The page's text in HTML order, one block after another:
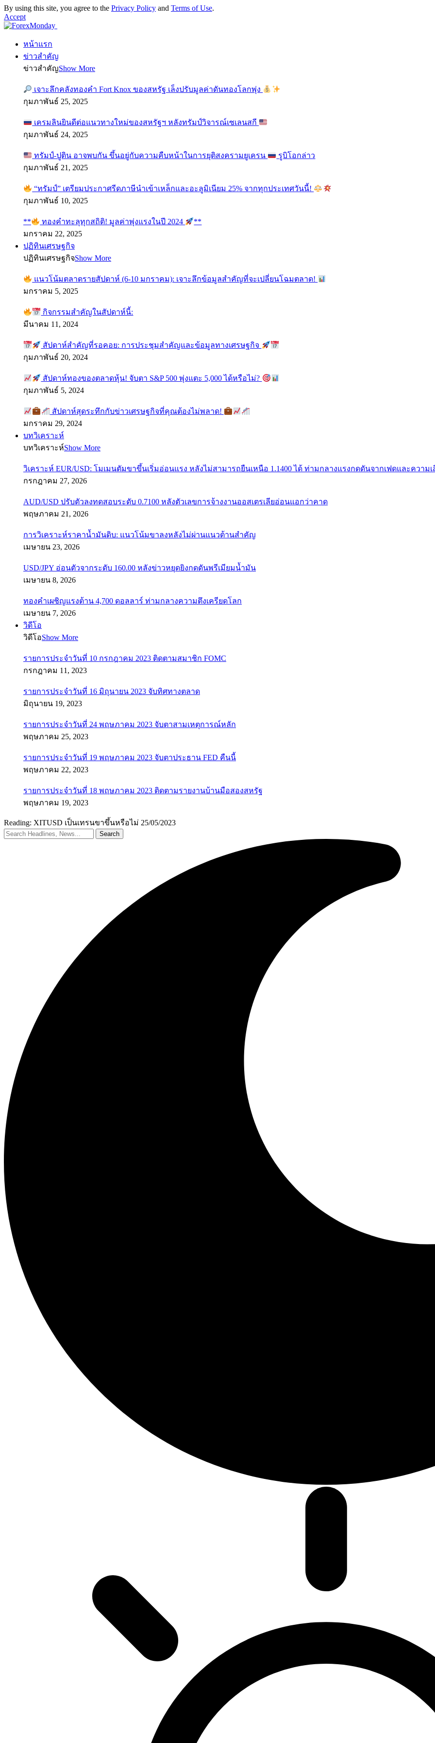
By using this site, you agree to the Privacy Policy and Terms of Use.
Accept
หน้าแรก
ข่าวสำคัญ
ข่าวสำคัญShow More
เจาะลึกคลังทองคำ Fort Knox ของสหรัฐ เล็งปรับมูลค่าดันทองโลกพุ่ง
กุมภาพันธ์ 25, 2025
เครมลินยินดีต่อแนวทางใหม่ของสหรัฐฯ หลังทรัมป์วิจารณ์เซเลนสกี
กุมภาพันธ์ 24, 2025
ทรัมป์-ปูติน อาจพบกัน ขึ้นอยู่กับความคืบหน้าในการยุติสงครามยูเครน
รูบิโอกล่าว
กุมภาพันธ์ 21, 2025
“ทรัมป์” เตรียมประกาศรีดภาษีนำเข้าเหล็กและอะลูมิเนียม 25% จากทุกประเทศวันนี้!
กุมภาพันธ์ 10, 2025
** ทองคำทะลุทุกสถิติ! มูลค่าพุ่งแรงในปี 2024
**
มกราคม 22, 2025
ปฏิทินเศรษฐกิจ
ปฏิทินเศรษฐกิจShow More
แนวโน้มตลาดรายสัปดาห์ (6-10 มกราคม): เจาะลึกข้อมูลสำคัญที่จะเปลี่ยนโฉมตลาด!
มกราคม 5, 2025
กิจกรรมสำคัญในสัปดาห์นี้:
มีนาคม 11, 2024
สัปดาห์สำคัญที่รอคอย: การประชุมสำคัญและข้อมูลทางเศรษฐกิจ
กุมภาพันธ์ 20, 2024
สัปดาห์ทองของตลาดหุ้น! จับตา S&P 500 พุ่งแตะ 5,000 ได้หรือไม่?
กุมภาพันธ์ 5, 2024
สัปดาห์สุดระทึกกับข่าวเศรษฐกิจที่คุณต้องไม่พลาด!
มกราคม 29, 2024
บทวิเคราะห์
บทวิเคราะห์Show More
วิเคราะห์ EUR/USD: โมเมนตัมขาขึ้นเริ่มอ่อนแรง หลังไม่สามารถยืนเหนือ 1.1400 ได้ ท่ามกลางแรงกดดันจากเฟดและความ
กรกฎาคม 27, 2026
AUD/USD ปรับตัวลงทดสอบระดับ 0.7100 หลังตัวเลขการจ้างงานออสเตรเลียอ่อนแอกว่าคาด
พฤษภาคม 21, 2026
การวิเคราะห์ราคาน้ำมันดิบ: แนวโน้มขาลงหลังไม่ผ่านแนวต้านสำคัญ
เมษายน 23, 2026
USD/JPY อ่อนตัวจากระดับ 160.00 หลังข่าวหยุดยิงกดดันพรีเมียมน้ำมัน
เมษายน 8, 2026
ทองคำเผชิญแรงต้าน 4,700 ดอลลาร์ ท่ามกลางความตึงเครียดโลก
เมษายน 7, 2026
วิดีโอ
วิดีโอShow More
รายการประจำวันที่ 10 กรกฎาคม 2023 ติดตามสมาชิก FOMC
กรกฎาคม 11, 2023
รายการประจำวันที่ 16 มิถุนายน 2023 จับทิศทางตลาด
มิถุนายน 19, 2023
รายการประจำวันที่ 24 พฤษภาคม 2023 จับตาสามเหตุการณ์หลัก
พฤษภาคม 25, 2023
รายการประจำวันที่ 19 พฤษภาคม 2023 จับตาประธาน FED คืนนี้
พฤษภาคม 22, 2023
รายการประจำวันที่ 18 พฤษภาคม 2023 ติดตามรายงานบ้านมือสองสหรัฐ
พฤษภาคม 19, 2023
Reading: XITUSD เป็นเทรนขาขึ้นหรือไม่ 25/05/2023